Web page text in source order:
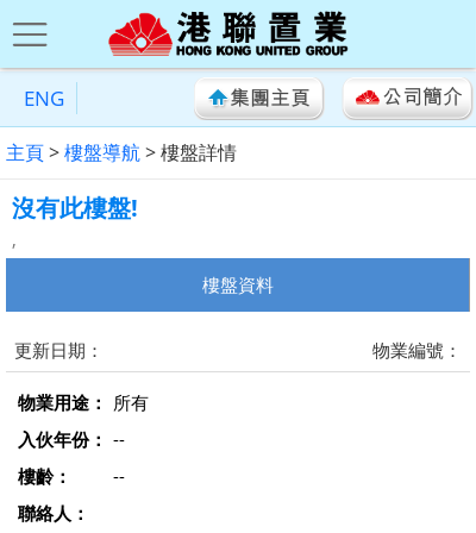
ENG
主頁>樓盤導航> 樓盤詳情
沒有此樓盤!
,
樓盤資料
更新日期： 物業編號：
物業用途： 所有
入伙年份： --
樓齡：
--
聯絡人：